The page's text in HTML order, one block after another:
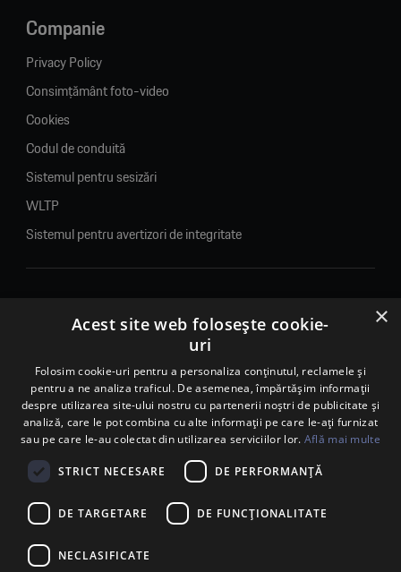
Companie
Privacy Policy
Consimțământ foto-video
Cookies
Codul de conduită
Sistemul pentru sesizări
WLTP
Sistemul pentru avertizori de integritate
© 2026. Porsche Inter Auto Romania. Toate drepturile rezervate.
Porsche Inter Auto Romania SRL
RO22188461 J2007002067233
B-dul Pipera, nr. 2, Sala 1, Etaj 2, Voluntari, jud.Ilfov - sediu
social
B-dul Pipera, nr. 1/X, Centrul Porsche București – PCB,
Voluntari, jud. Ilfov – punct de lucru
Calea Lugojului, nr. 136, loc. Ghiroda, jud. Timiș – punct de
×
Acest site web folosește cookie-
uri
Folosim cookie-uri pentru a personaliza conținutul, reclamele și
pentru a ne analiza traficul. De asemenea, împărtășim informații
despre utilizarea site-ului nostru cu partenerii noștri de publicitate și
analiză, care le pot combina cu alte informații pe care le-ați furnizat
sau pe care le-au colectat din utilizarea serviciilor lor. Află mai multe
STRICT NECESARE DE PERFORMANȚĂ
DE TARGETARE DE FUNCŢIONALITATE
NECLASIFICATE